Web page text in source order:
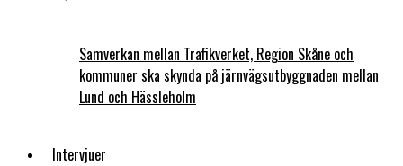
Samverkan mellan Trafikverket, Region Skåne och
kommuner ska skynda på järnvägsutbyggnaden mellan
Lund och Hässleholm
Intervjuer